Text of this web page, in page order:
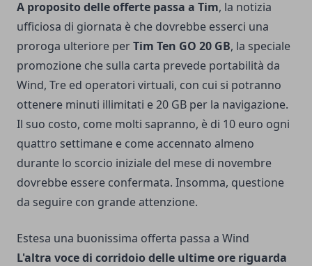
A proposito delle offerte passa a Tim, la notizia
ufficiosa di giornata è che dovrebbe esserci una
proroga ulteriore perTim Ten GO 20 GB, la speciale
promozione che sulla carta prevede portabilità da
Wind, Tre ed operatori virtuali, con cui si potranno
ottenere minuti illimitati e 20 GB per la navigazione.
Il suo costo, come molti sapranno, è di 10 euro ogni
quattro settimane e come accennato almeno
durante lo scorcio iniziale del mese di novembre
dovrebbe essere confermata. Insomma, questione
da seguire con grande attenzione.
Estesa una buonissima offerta passa a Wind
L'altra voce di corridoio delle ultime ore riguarda